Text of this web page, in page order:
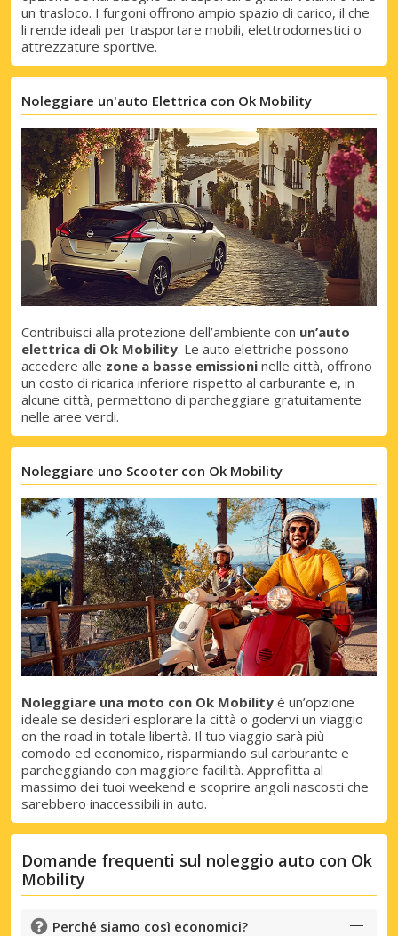
Sconti speciali
Accedi alle offerte esclusive dei nostri
fornitori
Accedi con eLink
un trasloco. I furgoni offrono ampio spazio di carico, il che
li rende ideali per trasportare mobili, elettrodomestici o
attrezzature sportive.
Noleggiare un'auto Elettrica con Ok Mobility
Contribuisci alla protezione dell’ambiente con un’auto
elettrica di Ok Mobility. Le auto elettriche possono
accedere alle zone a basse emissioni nelle città, offrono
un costo di ricarica inferiore rispetto al carburante e, in
alcune città, permettono di parcheggiare gratuitamente
nelle aree verdi.
Noleggiare uno Scooter con Ok Mobility
Noleggiare una moto con Ok Mobility è un’opzione
ideale se desideri esplorare la città o godervi un viaggio
on the road in totale libertà. Il tuo viaggio sarà più
comodo ed economico, risparmiando sul carburante e
parcheggiando con maggiore facilità. Approfitta al
massimo dei tuoi weekend e scoprire angoli nascosti che
sarebbero inaccessibili in auto.
Domande frequenti sul noleggio auto con Ok
Mobility
Perché siamo così economici?